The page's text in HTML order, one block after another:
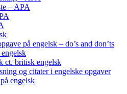
– APA
på engelsk – do’s and don’ts
ct. britisk engelsk
og citater i engelske opgaver
engelsk